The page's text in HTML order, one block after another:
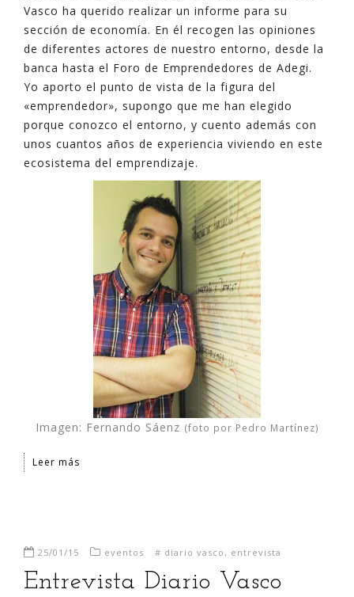
Vasco ha querido realizar un informe para su
sección de economía. En él recogen las opiniones
de diferentes actores de nuestro entorno, desde la
banca hasta el Foro de Emprendedores de Adegi.
Yo aporto el punto de vista de la figura del
«emprendedor», supongo que me han elegido
porque conozco el entorno, y cuento además con
unos cuantos años de experiencia viviendo en este
ecosistema del emprendizaje.
Imagen: Fernando Sáenz (foto por Pedro Martínez)
Leer más
25/01/15 eventos # diario vasco , entrevista
Entrevista Diario Vasco